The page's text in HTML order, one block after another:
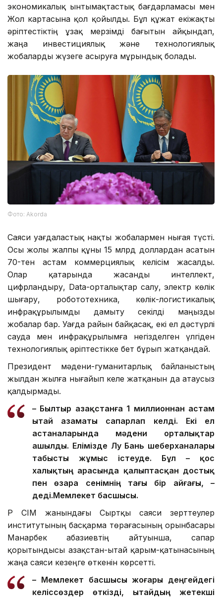
экономикалық ынтымақтастық бағдарламасы мен
Жол картасына қол қойылды. Бұл құжат екіжақты
әріптестіктің ұзақ мерзімді бағытын айқындап,
жаңа инвестициялық және технологиялық
жобаларды жүзеге асыруға мұрындық болады.
Фото: Аkorda
Саяси уағдаластық нақты жобалармен нығая түсті.
Осы жолы жалпы құны 15 млрд доллардан асатын
70-тен астам коммерциялық келісім жасалды.
Олар қатарында жасанды интеллект,
цифрландыру, Data-орталықтар салу, электр көлік
шығару, робототехника, көлік-логистикалық
инфрақұрылымды дамыту секілді маңызды
жобалар бар. Уағда райын байқасақ, екі ел дәстүрлі
сауда мен инфрақұрылымға негізделген үлгіден
технологиялық әріптестікке бет бұрып жатқандай.
Президент мәдени-гуманитарлық байланыстың
жылдан жылға нығайып келе жатқанын да атаусыз
қалдырмады.
– Былтыр Қазақстанға 1 миллионнан астам
Қытай азаматы сапарлап келді. Екі ел
астаналарында мәдени орталықтар
ашылды. Елімізде Лу Бань шеберханалары
табысты жұмыс істеуде. Бұл – қос
халықтың арасында қалыптасқан достық
пен өзара сенімнің тағы бір айғағы, –
деді.Мемлекет басшысы.
ҚР СІМ жанындағы Сыртқы саяси зерттеулер
институтының басқарма төрағасының орынбасары
Манарбек Қабазиевтің айтуынша, сапар
қорытындысы Қазақстан-Қытай қарым-қатынасының
жаңа саяси кезеңге өткенін көрсетті.
– Мемлекет басшысы жоғары деңгейдегі
келіссөздер өткізді, Қытайдың жетекші